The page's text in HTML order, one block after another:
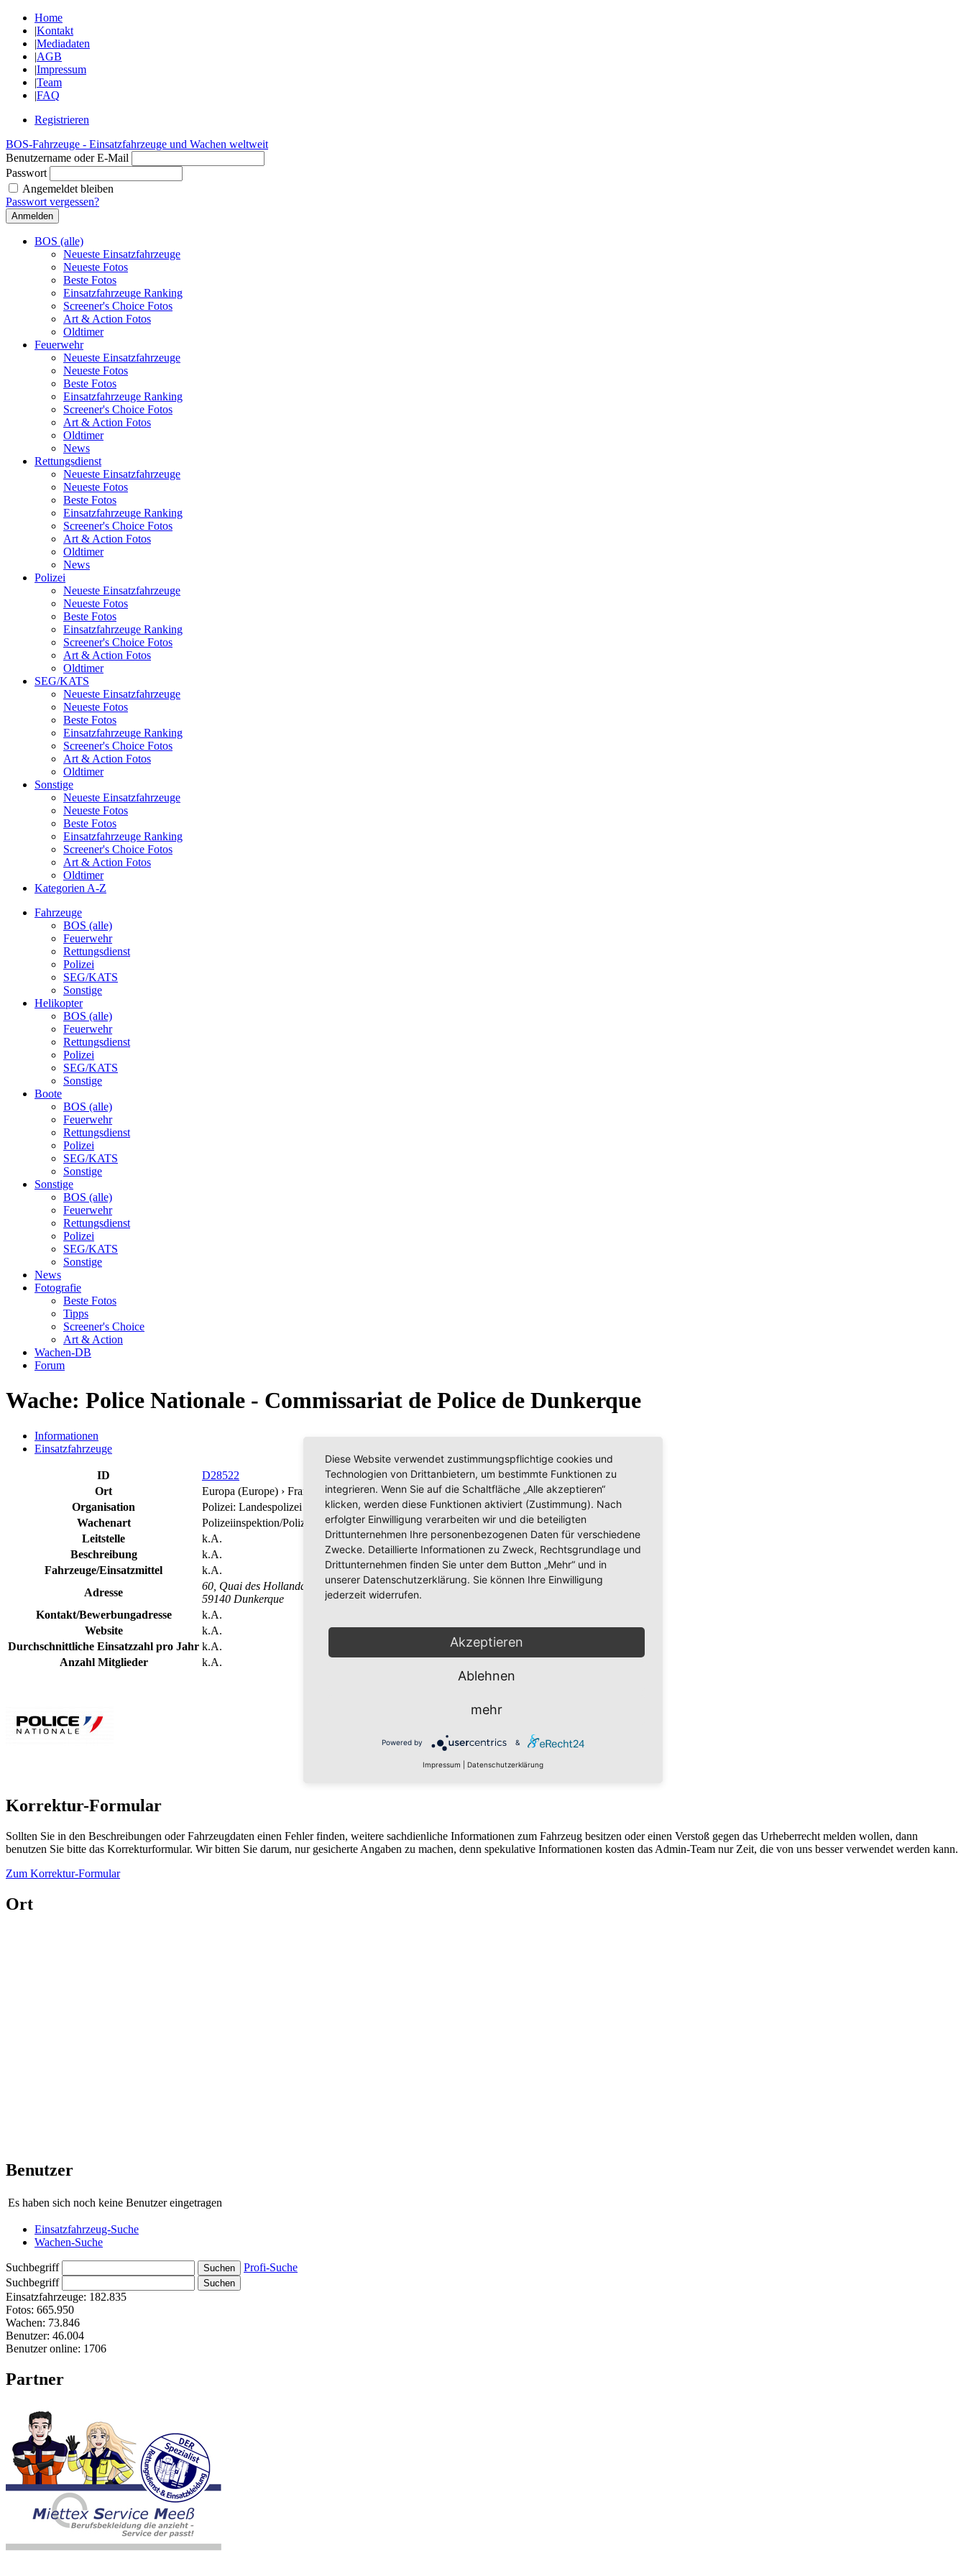
Home
|Kontakt
|Mediadaten
|AGB
|Impressum
|Team
|FAQ
Registrieren
BOS-Fahrzeuge - Einsatzfahrzeuge und Wachen weltweit
Benutzername oder E-Mail
Passwort
Angemeldet bleiben
Passwort vergessen?
BOS (alle)
Neueste Einsatzfahrzeuge
Neueste Fotos
Beste Fotos
Einsatzfahrzeuge Ranking
Screener's Choice Fotos
Art & Action Fotos
Oldtimer
Feuerwehr
Neueste Einsatzfahrzeuge
Neueste Fotos
Beste Fotos
Einsatzfahrzeuge Ranking
Screener's Choice Fotos
Art & Action Fotos
Oldtimer
News
Rettungsdienst
Neueste Einsatzfahrzeuge
Neueste Fotos
Beste Fotos
Einsatzfahrzeuge Ranking
Screener's Choice Fotos
Art & Action Fotos
Oldtimer
News
Polizei
Neueste Einsatzfahrzeuge
Neueste Fotos
Beste Fotos
Einsatzfahrzeuge Ranking
Screener's Choice Fotos
Art & Action Fotos
Oldtimer
SEG/KATS
Neueste Einsatzfahrzeuge
Neueste Fotos
Beste Fotos
Einsatzfahrzeuge Ranking
Screener's Choice Fotos
Art & Action Fotos
Oldtimer
Sonstige
Neueste Einsatzfahrzeuge
Neueste Fotos
Beste Fotos
Einsatzfahrzeuge Ranking
Screener's Choice Fotos
Art & Action Fotos
Oldtimer
Kategorien A-Z
Fahrzeuge
BOS (alle)
Feuerwehr
Rettungsdienst
Polizei
SEG/KATS
Sonstige
Helikopter
BOS (alle)
Feuerwehr
Rettungsdienst
Polizei
SEG/KATS
Sonstige
Boote
BOS (alle)
Feuerwehr
Rettungsdienst
Polizei
SEG/KATS
Sonstige
Sonstige
BOS (alle)
Feuerwehr
Rettungsdienst
Polizei
SEG/KATS
Sonstige
News
Fotografie
Beste Fotos
Tipps
Screener's Choice
Art & Action
Wachen-DB
Forum
Wache: Police Nationale - Commissariat de Police de Dunkerque
Informationen
Einsatzfahrzeuge
ID
D28522
Ort
Europa (Europe) › Frankreich (France) › Région Normandie ›Département Eure (27)
Organisation
Polizei: Landespolizei
Wachenart
Polizeiinspektion/Polizeirevier (PI/PR)
Leitstelle
k.A.
Beschreibung
k.A.
Fahrzeuge/Einsatzmittel
k.A.
Adresse
60, Quai des Hollandais
59140 Dunkerque
Kontakt/Bewerbungadresse
k.A.
Website
k.A.
Durchschnittliche Einsatzzahl pro Jahr k.A.
Anzahl Mitglieder
k.A.
Korrektur-Formular
Sollten Sie in den Beschreibungen oder Fahrzeugdaten einen Fehler finden, weitere sachdienliche Informationen zum Fahrzeug besitzen oder einen Verstoß gegen das Urheberrecht melden wollen, dann
benutzen Sie bitte das Korrekturformular. Wir bitten Sie darum, nur gesicherte Angaben zu machen, denn spekulative Informationen kosten das Admin-Team nur Zeit, die von uns besser verwendet werden kann.
Zum Korrektur-Formular
Ort
Benutzer
Es haben sich noch keine Benutzer eingetragen
Einsatzfahrzeug-Suche
Wachen-Suche
Suchbegriff
Profi-Suche
Suchbegriff
Einsatzfahrzeuge: 182.835
Fotos: 665.950
Wachen: 73.846
Benutzer: 46.004
Benutzer online: 1706
Partner
Diese Website verwendet zustimmungspflichtige cookies und
Technologien von Drittanbietern, um bestimmte Funktionen zu
integrieren. Wenn Sie auf die Schaltfläche „Alle akzeptieren“
klicken, werden diese Funktionen aktiviert (Zustimmung). Nach
erfolgter Einwilligung verarbeiten wir und die beteiligten
Drittunternehmen Ihre personenbezogenen Daten für verschiedene
Zwecke. Detaillierte Informationen zu Zweck, Rechtsgrundlage und
Drittunternehmen finden Sie unter dem Button „Mehr“ und in
unserer Datenschutzerklärung. Sie können Ihre Einwilligung
jederzeit widerrufen.
Akzeptieren
Ablehnen
mehr
Powered by &
Impressum Datenschutzerklärung